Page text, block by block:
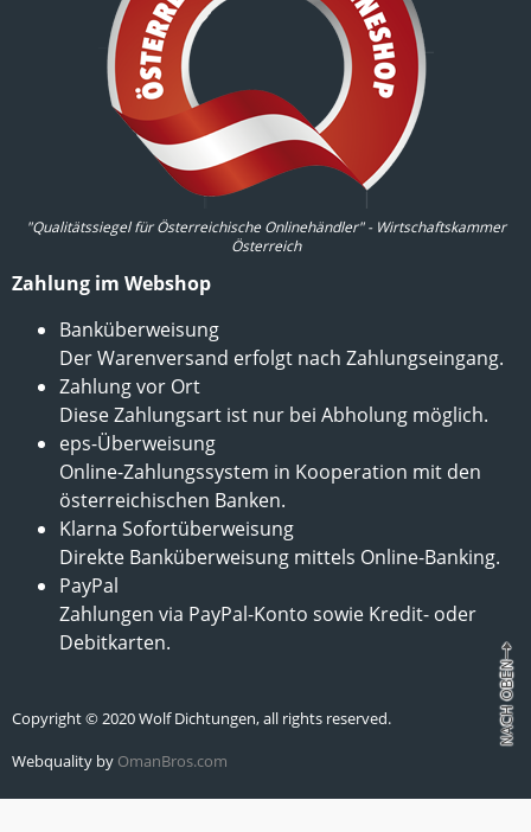
"Qualitätssiegel für Österreichische Onlinehändler" - Wirtschaftskammer
Österreich
Zahlung im Webshop
Banküberweisung
Der Warenversand erfolgt nach Zahlungseingang.
Zahlung vor Ort
Diese Zahlungsart ist nur bei Abholung möglich.
eps-Überweisung
Online-Zahlungssystem in Kooperation mit den
österreichischen Banken.
Klarna Sofortüberweisung
Direkte Banküberweisung mittels Online-Banking.
PayPal
Zahlungen via PayPal-Konto sowie Kredit- oder
Debitkarten.
Copyright © 2020 Wolf Dichtungen, all rights reserved.
Webquality by OmanBros.com